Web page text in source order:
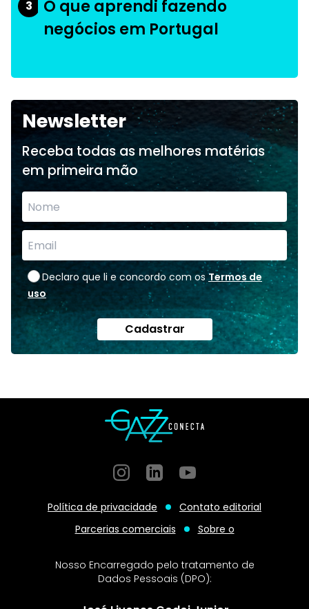
3
O que aprendi fazendo
negócios em Portugal
Newsletter
Receba todas as melhores matérias
em primeira mão
Declaro que li e concordo com os Termos de
uso
Cadastrar
InstagramGitHubGitHub
Política de privacidade
Contato editorial
Parcerias comerciais
Sobre o
Nosso Encarregado pelo tratamento de
Dados Pessoais (DPO):